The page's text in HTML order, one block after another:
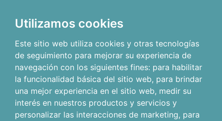
Utilizamos cookies
Este sitio web utiliza cookies y otras tecnologías
de seguimiento para mejorar su experiencia de
navegación con los siguientes fines: para habilitar
la funcionalidad básica del sitio web, para brindar
una mejor experiencia en el sitio web, medir su
interés en nuestros productos y servicios y
personalizar las interacciones de marketing, para